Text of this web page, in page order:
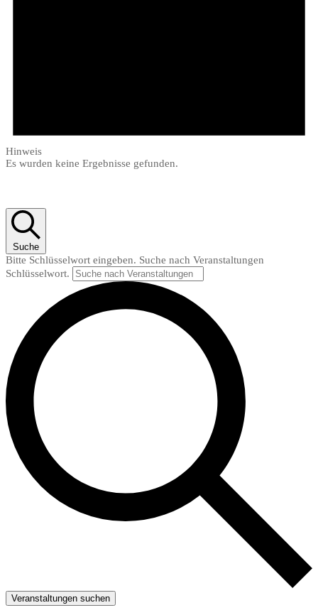
Hinweis
Es wurden keine Ergebnisse gefunden.
Suche
Bitte Schlüsselwort eingeben. Suche nach Veranstaltungen
Schlüsselwort.
Veranstaltungen suchen